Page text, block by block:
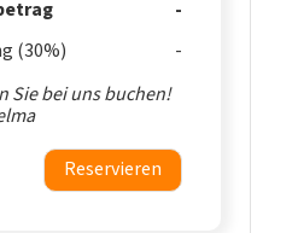
(30%)
Sie bei uns buchen!
Reservieren